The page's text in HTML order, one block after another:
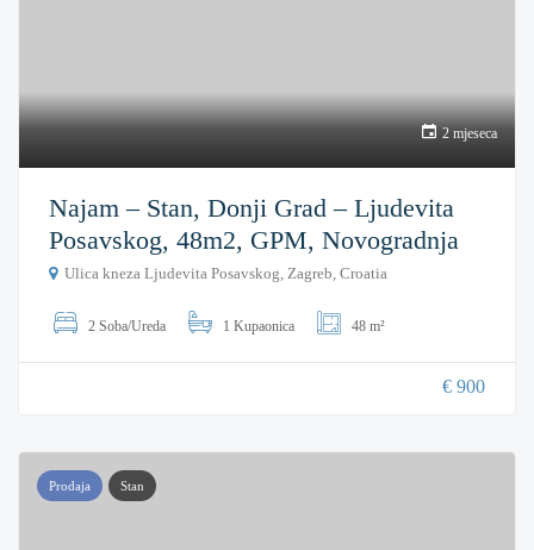
2 mjeseca
Najam – Stan, Donji Grad – Ljudevita
Posavskog, 48m2, GPM, Novogradnja
Ulica kneza Ljudevita Posavskog, Zagreb, Croatia
2 Soba/Ureda 1 Kupaonica 48 m²
€ 900
Prodaja Stan